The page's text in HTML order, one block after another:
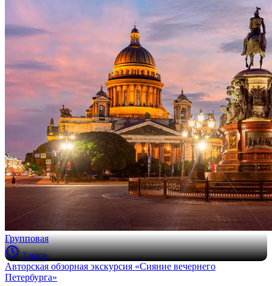
Групповая
3 часа
Авторская обзорная экскурсия «Сияние вечернего
Петербурга»